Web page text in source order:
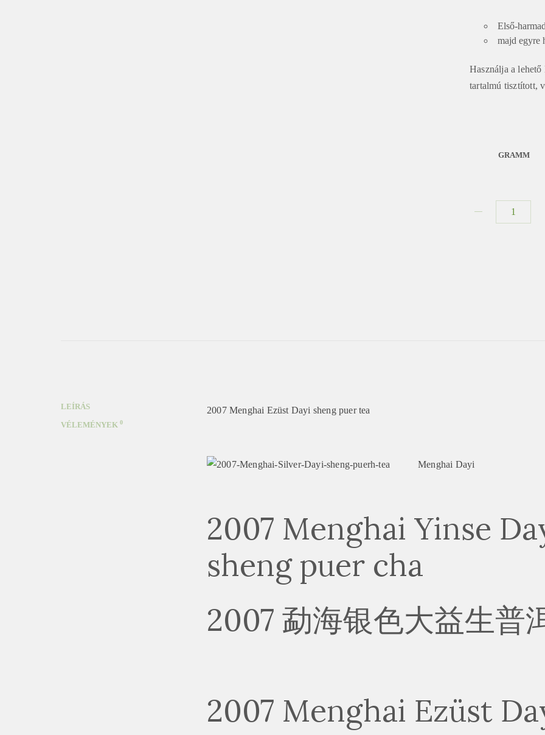
Első-
majd egyre
Használja a
tartalmú tisztított,
GRAMM
LEÍRÁS
VÉLEMÉNYEK 0
2007 Menghai Ezüst Dayi sheng puer tea
Menghai Dayi
2007 Menghai Yinse
sheng puer cha
2007 勐海银色大益生普
2007 Menghai Ezüst